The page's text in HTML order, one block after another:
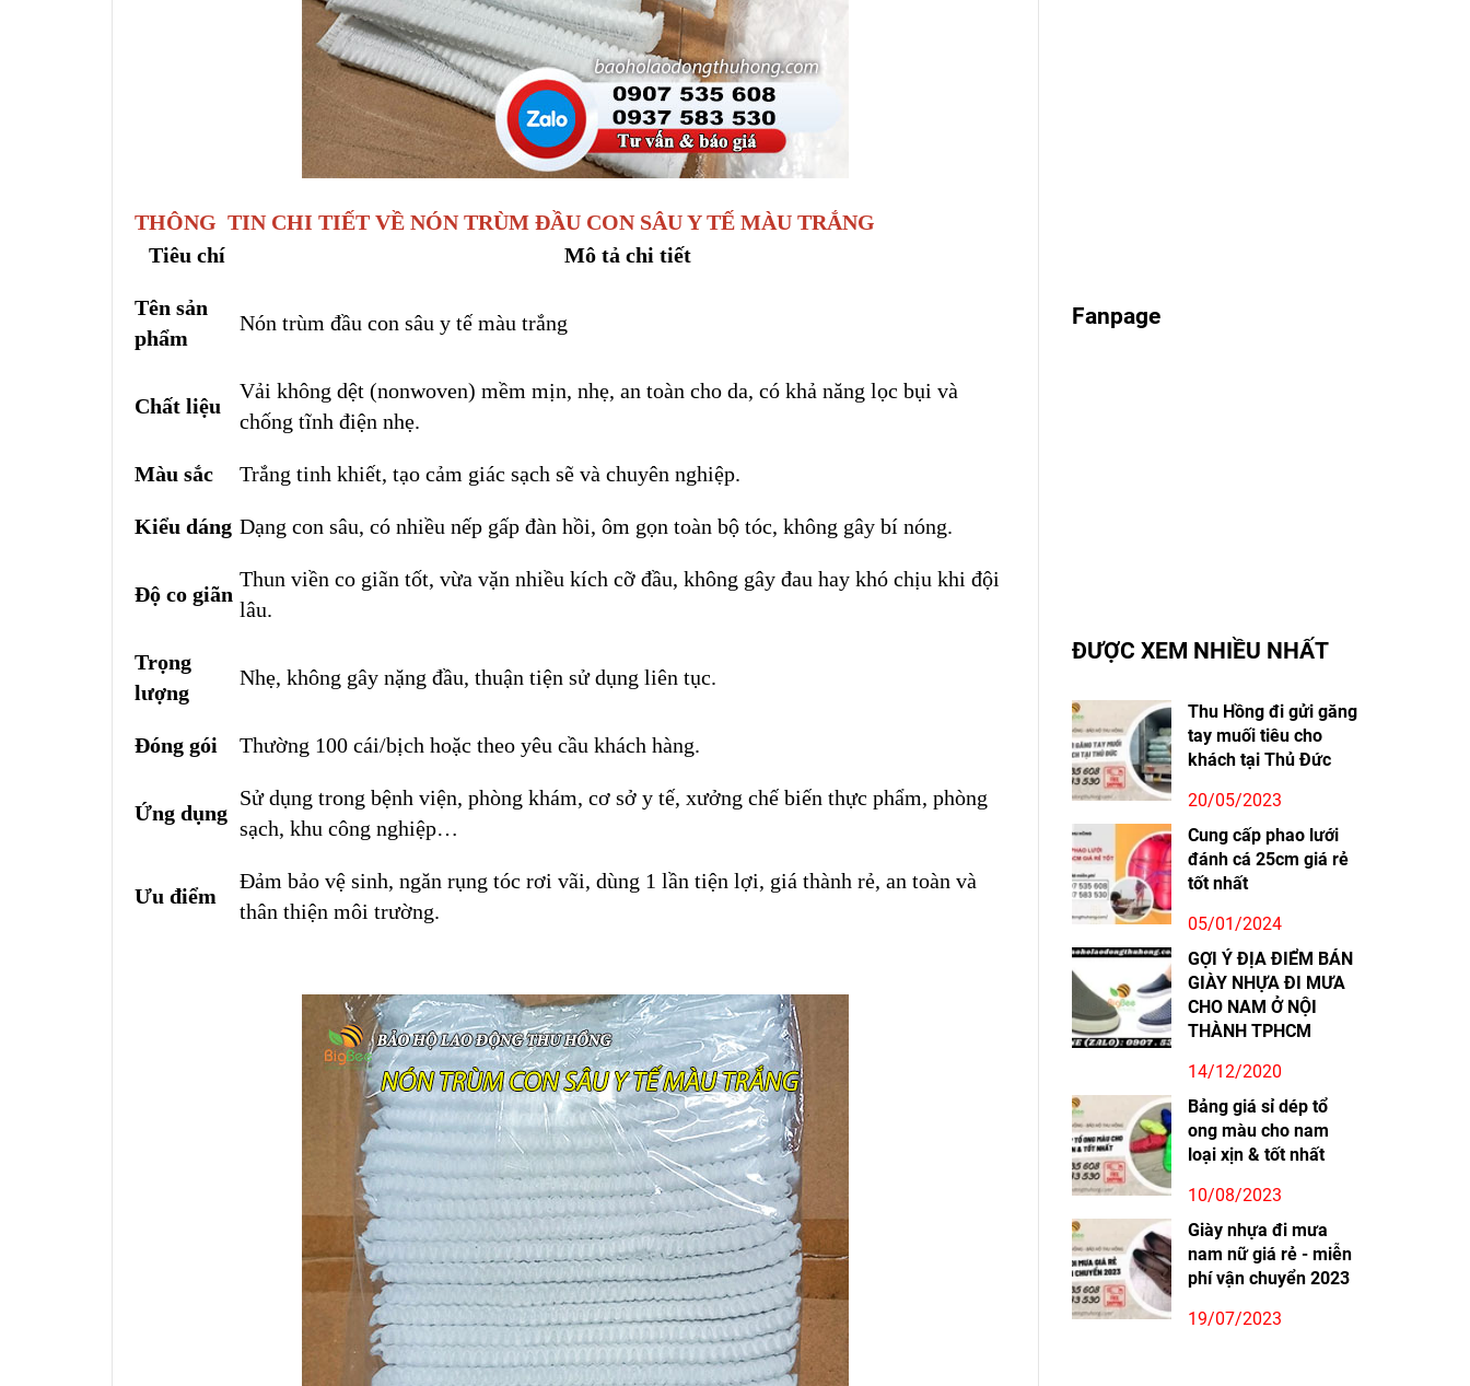
THÔNG TIN CHI TIẾT VỀ NÓN TRÙM ĐẦU CON SÂU Y TẾ MÀU TRẮNG
Tiêu chí
Mô tả chi tiết
Tên sản
phẩm
Nón trùm đầu con sâu y tế màu trắng
Chất liệu
Vải không dệt (nonwoven) mềm mịn, nhẹ, an toàn cho da, có khả năng lọc bụi và
chống tĩnh điện nhẹ.
Màu sắc Trắng tinh khiết, tạo cảm giác sạch sẽ và chuyên nghiệp.
Kiểu dáng Dạng con sâu, có nhiều nếp gấp đàn hồi, ôm gọn toàn bộ tóc, không gây bí nóng.
Độ co giãn
Thun viền co giãn tốt, vừa vặn nhiều kích cỡ đầu, không gây đau hay khó chịu khi đội
lâu.
Trọng
lượng
Nhẹ, không gây nặng đầu, thuận tiện sử dụng liên tục.
Đóng gói Thường 100 cái/bịch hoặc theo yêu cầu khách hàng.
Ứng dụng
Sử dụng trong bệnh viện, phòng khám, cơ sở y tế, xưởng chế biến thực phẩm, phòng
sạch, khu công nghiệp…
Ưu điểm
Đảm bảo vệ sinh, ngăn rụng tóc rơi vãi, dùng 1 lần tiện lợi, giá thành rẻ, an toàn và
thân thiện môi trường.
Fanpage
ĐƯỢC XEM NHIỀU NHẤT
Thu Hồng đi gửi găng
tay muối tiêu cho
khách tại Thủ Đức
20/05/2023
Cung cấp phao lưới
đánh cá 25cm giá rẻ
tốt nhất
05/01/2024
GỢI Ý ĐỊA ĐIỂM BÁN
GIÀY NHỰA ĐI MƯA
CHO NAM Ở NỘI
THÀNH TPHCM
14/12/2020
Bảng giá sỉ dép tổ
ong màu cho nam
loại xịn & tốt nhất
10/08/2023
Giày nhựa đi mưa
nam nữ giá rẻ - miễn
phí vận chuyển 2023
19/07/2023